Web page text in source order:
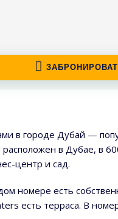
в городе Дубай —
в Дубае, в
центр и сад.
номере есть
есть терраса. В